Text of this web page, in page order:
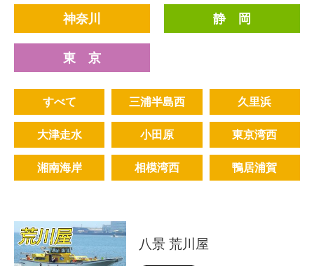
神奈川 静 岡
東 京
すべて 三浦半島西 久里浜
大津走水 小田原 東京湾西
湘南海岸 相模湾西 鴨居浦賀
八景 荒川屋